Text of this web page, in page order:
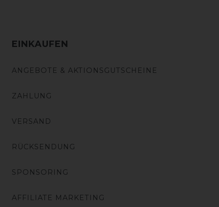
EINKAUFEN
ANGEBOTE & AKTIONSGUTSCHEINE
ZAHLUNG
VERSAND
RÜCKSENDUNG
SPONSORING
AFFILIATE MARKETING